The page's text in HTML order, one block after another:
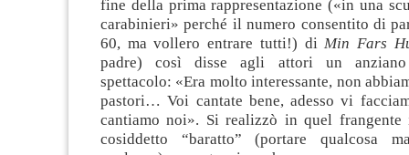
fine della prima rappresentazione («in una
carabinieri» perché il numero consentito di
60, ma vollero entrare tutti!) diMin Fars
padre) così disse agli attori un
spettacolo: «Era molto interessante, non
pastori… Voi cantate bene, adesso vi
cantiamo noi». Si realizzò in quel
cosiddetto “baratto” (portare qualcosa